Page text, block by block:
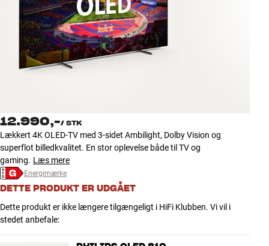
Tilbehør
INSPIRATION
MÆRKER
TILBUD
Find Butik
Kundeservice
Log ind
Byg med Lyd
12.990,-/ STK
Lækkert 4K OLED-TV med 3-sidet Ambilight, Dolby Vision og
superflot billedkvalitet. En stor oplevelse både til TV og
gaming. Læs mere
Energimærke
DETTE PRODUKT ER UDGÅET
Dette produkt er ikke længere tilgængeligt i HiFi Klubben. Vi vil i
stedet anbefale: